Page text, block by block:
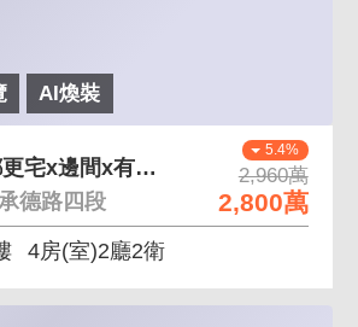
AI煥裝
5.4%
2,960萬
2,800萬
Ss承德現談都更宅x邊間x有點裝潢sS 格局方正、
德路四段
4房(室)2廳2衛